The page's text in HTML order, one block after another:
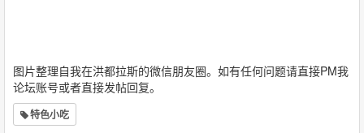
图片整理自我在洪都拉斯的微信朋友圈。如有任何问题请直接PM我
论坛账号或者直接发帖回复。
特色小吃